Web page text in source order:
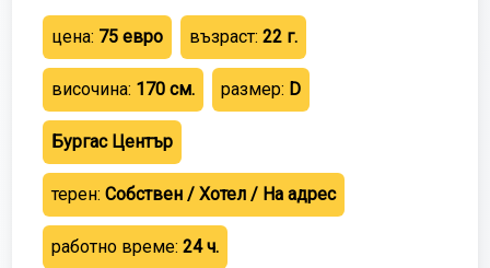
цена: 75 евро възраст:22 г.
височина: 170 см. размер: D
Бургас Център
терен:Собствен / Хотел / На адрес
работно време: 24 ч.